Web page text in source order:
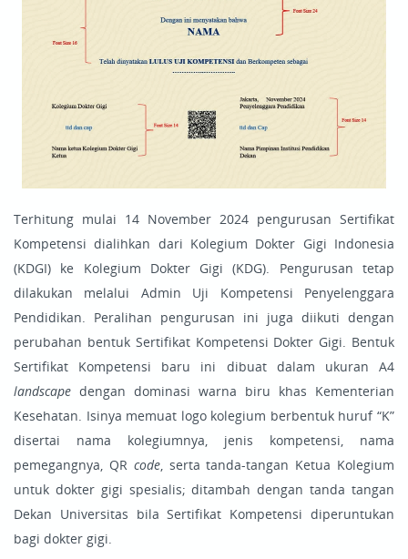
Terhitung mulai 14 November 2024 pengurusan Sertifikat
Kompetensi dialihkan dari Kolegium Dokter Gigi Indonesia
(KDGI) ke Kolegium Dokter Gigi (KDG). Pengurusan tetap
dilakukan melalui Admin Uji Kompetensi Penyelenggara
Pendidikan. Peralihan pengurusan ini juga diikuti dengan
perubahan bentuk Sertifikat Kompetensi Dokter Gigi. Bentuk
Sertifikat Kompetensi baru ini dibuat dalam ukuran A4
landscape dengan dominasi warna biru khas Kementerian
Kesehatan. Isinya memuat logo kolegium berbentuk huruf “K”
disertai nama kolegiumnya, jenis kompetensi, nama
pemegangnya, QR code, serta tanda-tangan Ketua Kolegium
untuk dokter gigi spesialis; ditambah dengan tanda tangan
Dekan Universitas bila Sertifikat Kompetensi diperuntukan
bagi dokter gigi.